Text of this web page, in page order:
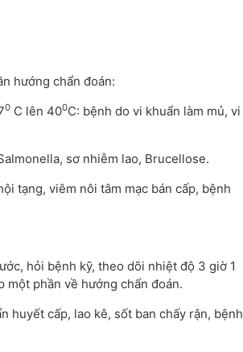
hướng chẩn đoán:
0 C lên 400C: bệnh do vi khuẩn làm mủ, vi
sơ nhiễm lao, Brucellose.
tạng, viêm nôi tâm mạc bán cấp, bệnh
hỏi bệnh kỹ, theo dõi nhiệt độ 3 giờ 1
phần về hướng chẩn đoán.
huyết cấp, lao kê, sốt ban chấy rận, bệnh